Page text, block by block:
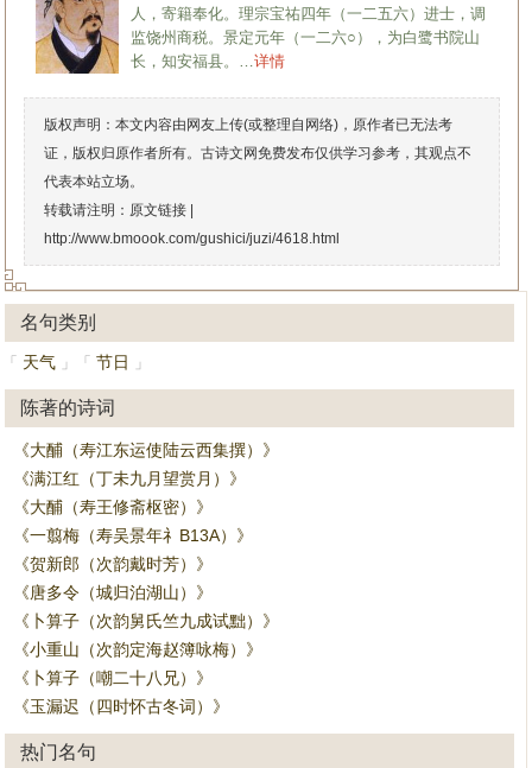
人，寄籍奉化。理宗宝祐四年（一二五六）进士，调
监饶州商税。景定元年（一二六○），为白鹭书院山
长，知安福县。…详情
版权声明：本文内容由网友上传(或整理自网络)，原作者已无法考
证，版权归原作者所有。古诗文网免费发布仅供学习参考，其观点不
代表本站立场。
转载请注明：原文链接 |
http://www.bmoook.com/gushici/juzi/4618.html
名句类别
「 天气 」 「 节日 」
陈著的诗词
《大酺（寿江东运使陆云西集撰）》
《满江红（丁未九月望赏月）》
《大酺（寿王修斋枢密）》
《一翦梅（寿吴景年礻B13A）》
《贺新郎（次韵戴时芳）》
《唐多令（城归泊湖山）》
《卜算子（次韵舅氏竺九成试黜）》
《小重山（次韵定海赵簿咏梅）》
《卜算子（嘲二十八兄）》
《玉漏迟（四时怀古冬词）》
热门名句